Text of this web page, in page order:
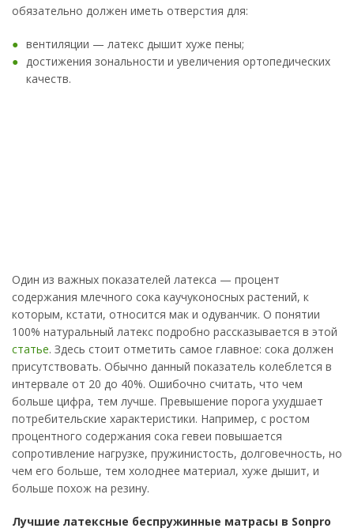
обязательно должен иметь отверстия для:
вентиляции — латекс дышит хуже пены;
достижения зональности и увеличения ортопедических
качеств.
Один из важных показателей латекса — процент
содержания млечного сока каучуконосных растений, к
которым, кстати, относится мак и одуванчик. О понятии
100% натуральный латекс подробно рассказывается в этой
статье. Здесь стоит отметить самое главное: сока должен
присутствовать. Обычно данный показатель колеблется в
интервале от 20 до 40%. Ошибочно считать, что чем
больше цифра, тем лучше. Превышение порога ухудшает
потребительские характеристики. Например, с ростом
процентного содержания сока гевеи повышается
сопротивление нагрузке, пружинистость, долговечность, но
чем его больше, тем холоднее материал, хуже дышит, и
больше похож на резину.
Лучшие латексные беспружинные матрасы в Sonpro